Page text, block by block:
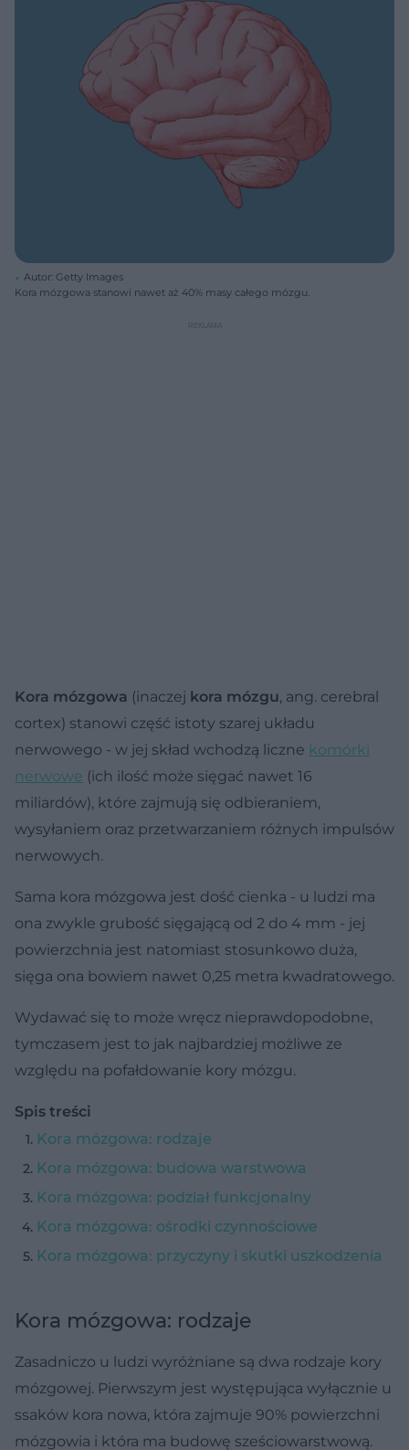
Autor: Getty Images
Kora mózgowa stanowi nawet aż 40% masy całego mózgu.
Kora mózgowa (inaczej kora mózgu, ang. cerebral
cortex) stanowi część istoty szarej układu
nerwowego - w jej skład wchodzą liczne komórki
nerwowe (ich ilość może sięgać nawet 16
miliardów), które zajmują się odbieraniem,
wysyłaniem oraz przetwarzaniem różnych impulsów
nerwowych.
Sama kora mózgowa jest dość cienka - u ludzi ma
ona zwykle grubość sięgającą od 2 do 4 mm - jej
powierzchnia jest natomiast stosunkowo duża,
sięga ona bowiem nawet 0,25 metra kwadratowego.
Wydawać się to może wręcz nieprawdopodobne,
tymczasem jest to jak najbardziej możliwe ze
względu na pofałdowanie kory mózgu.
Spis treści
Kora mózgowa: rodzaje
Kora mózgowa: budowa warstwowa
Kora mózgowa: podział funkcjonalny
Kora mózgowa: ośrodki czynnościowe
Kora mózgowa: przyczyny i skutki uszkodzenia
Kora mózgowa: rodzaje
Zasadniczo u ludzi wyróżniane są dwa rodzaje kory
mózgowej. Pierwszym jest występująca wyłącznie u
ssaków kora nowa, która zajmuje 90% powierzchni
mózgowia i która ma budowę sześciowarstwową.